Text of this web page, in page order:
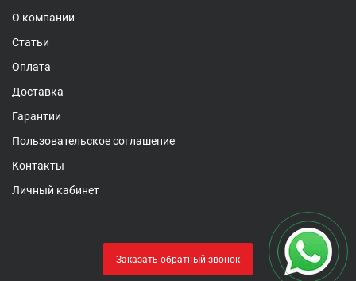
О компании
Статьи
Оплата
Доставка
Гарантии
Пользовательское соглашение
Контакты
Личный кабинет
Заказать обратный звонок